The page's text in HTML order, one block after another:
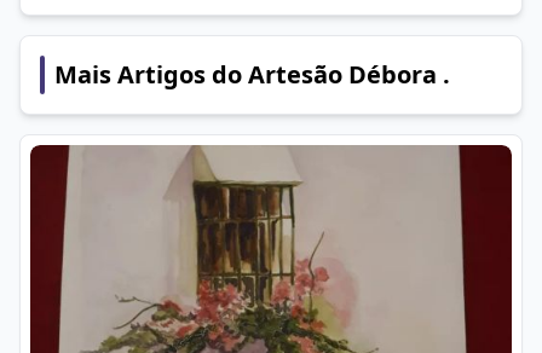
Mais Artigos do Artesão Débora .